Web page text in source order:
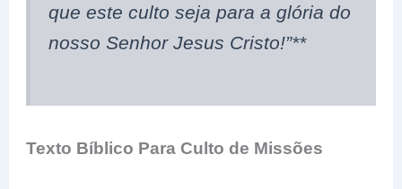
que este culto seja para a glória do
nosso Senhor Jesus Cristo!”**
Texto Bíblico Para Culto de Missões